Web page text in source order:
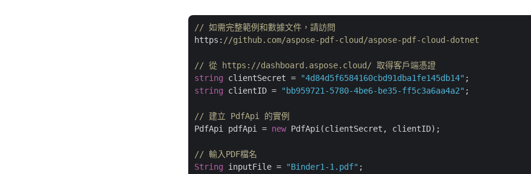
// 如需完整範例和數據文件，請訪問
https: //github.com/aspose-pdf-cloud/aspose-pdf-cloud-dotnet
// 從 https://dashboard.aspose.cloud/ 取得客戶端憑證
string clientSecret = "4d84d5f6584160cbd91dba1fe145db14"
string clientID = "bb959721-5780-4be6-be35-ff5c3a6aa4a2" ;
// 建立 PdfApi 的實例
PdfApi pdfApi = new PdfApi(clientSecret, clientID);
// 輸入PDF檔名
String inputFile = "Binder1-1.pdf"